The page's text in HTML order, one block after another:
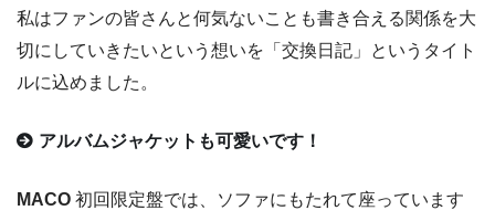
私はファンの皆さんと何気ないことも書き合える関係を大
切にしていきたいという想いを「交換日記」というタイト
ルに込めました。
アルバムジャケットも可愛いです！
MACO 初回限定盤では、ソファにもたれて座っています